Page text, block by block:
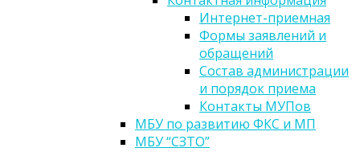
Интернет-приемная
Формы заявлений и
обращений
Состав администрации
и порядок приема
Контакты МУПов
МБУ по развитию ФКС и МП
МБУ “СЗТО”